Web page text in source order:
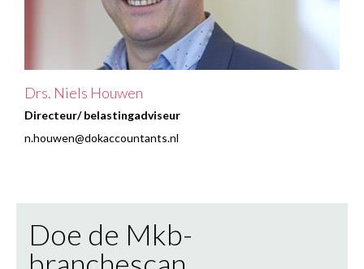
Drs. Niels Houwen
Directeur/ belastingadviseur
n.houwen@dokaccountants.nl
Doe de Mkb-